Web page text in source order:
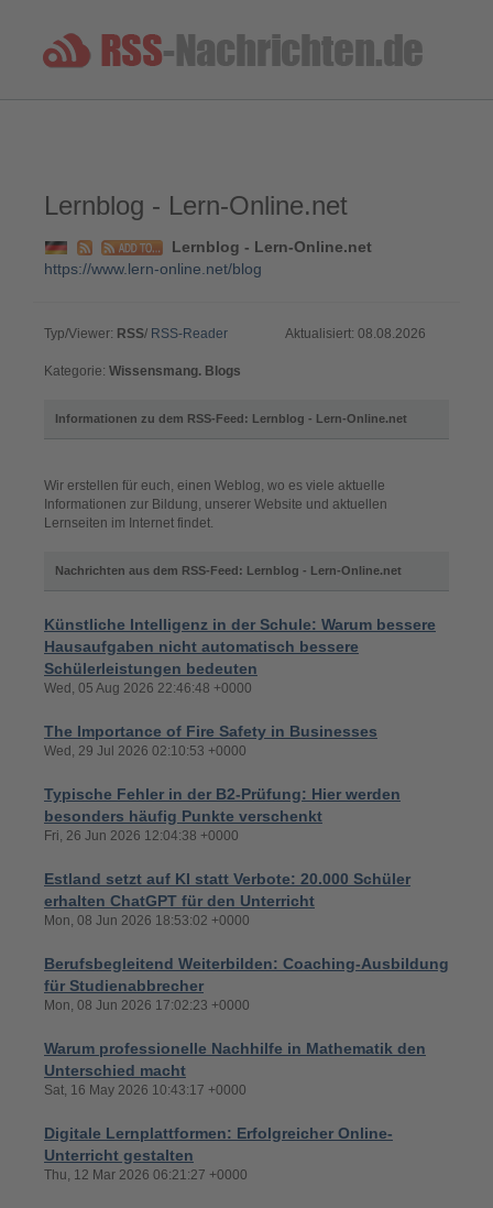
Lernblog - Lern-Online.net
Lernblog - Lern-Online.net
https://www.lern-online.net/blog
Typ/Viewer: RSS/ RSS-Reader Aktualisiert: 08.08.2026
Kategorie: Wissensmang. Blogs
Informationen zu dem RSS-Feed: Lernblog - Lern-Online.net
Wir erstellen für euch, einen Weblog, wo es viele aktuelle
Informationen zur Bildung, unserer Website und aktuellen
Lernseiten im Internet findet.
Nachrichten aus dem RSS-Feed: Lernblog - Lern-Online.net
Künstliche Intelligenz in der Schule: Warum bessere
Hausaufgaben nicht automatisch bessere
Schülerleistungen bedeuten
Wed, 05 Aug 2026 22:46:48 +0000
The Importance of Fire Safety in Businesses
Wed, 29 Jul 2026 02:10:53 +0000
Typische Fehler in der B2-Prüfung: Hier werden
besonders häufig Punkte verschenkt
Fri, 26 Jun 2026 12:04:38 +0000
Estland setzt auf KI statt Verbote: 20.000 Schüler
erhalten ChatGPT für den Unterricht
Mon, 08 Jun 2026 18:53:02 +0000
Berufsbegleitend Weiterbilden: Coaching-Ausbildung
für Studienabbrecher
Mon, 08 Jun 2026 17:02:23 +0000
Warum professionelle Nachhilfe in Mathematik den
Unterschied macht
Sat, 16 May 2026 10:43:17 +0000
Digitale Lernplattformen: Erfolgreicher Online-
Unterricht gestalten
Thu, 12 Mar 2026 06:21:27 +0000